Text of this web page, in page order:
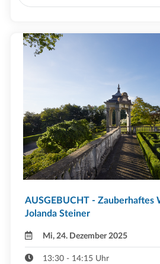
AUSGEBUCHT - Zauberhaftes
Jolanda Steiner
Mi, 24. Dezember 2025
13:30 - 14:15 Uhr